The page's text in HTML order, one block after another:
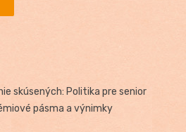
skúsených: Politika pre senior
pásma a výnimky